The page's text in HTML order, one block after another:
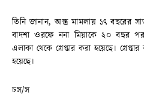
তিনি জানান, অস্ত্র মামলায় ১৭ বছরের
বাদশা ওরফে ননা মিয়াকে ২০ বছর পর
এলাকা থেকে গ্রেপ্তার করা হয়েছে।
হয়েছে।
চস/স